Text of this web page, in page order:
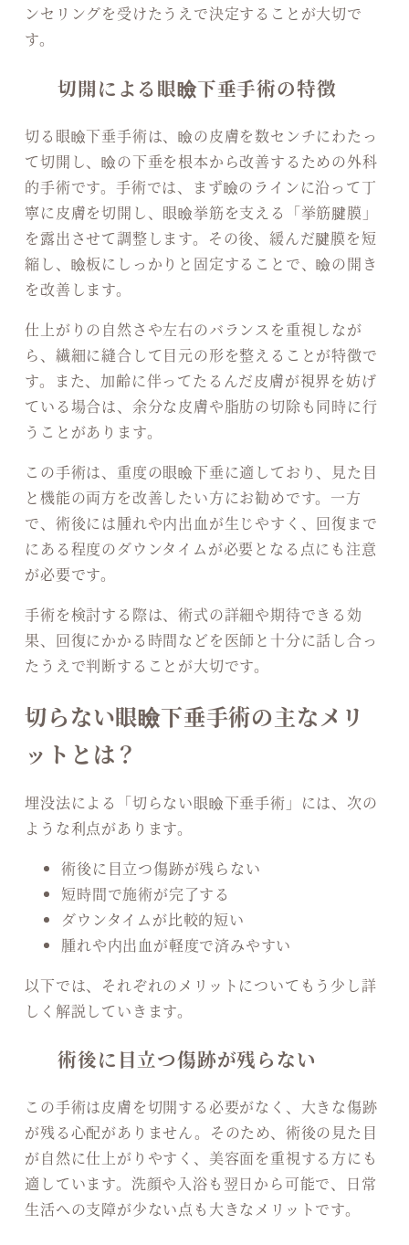
ンセリングを受けたうえで決定することが大切で
す。
切開による眼瞼下垂手術の特徴
切る眼瞼下垂手術は、瞼の皮膚を数センチにわたっ
て切開し、瞼の下垂を根本から改善するための外科
的手術です。手術では、まず瞼のラインに沿って丁
寧に皮膚を切開し、眼瞼挙筋を支える「挙筋腱膜」
を露出させて調整します。その後、緩んだ腱膜を短
縮し、瞼板にしっかりと固定することで、瞼の開き
を改善します。
仕上がりの自然さや左右のバランスを重視しなが
ら、繊細に縫合して目元の形を整えることが特徴で
す。また、加齢に伴ってたるんだ皮膚が視界を妨げ
ている場合は、余分な皮膚や脂肪の切除も同時に行
うことがあります。
この手術は、重度の眼瞼下垂に適しており、見た目
と機能の両方を改善したい方にお勧めです。一方
で、術後には腫れや内出血が生じやすく、回復まで
にある程度のダウンタイムが必要となる点にも注意
が必要です。
手術を検討する際は、術式の詳細や期待できる効
果、回復にかかる時間などを医師と十分に話し合っ
たうえで判断することが大切です。
切らない眼瞼下垂手術の主なメリ
ットとは？
埋没法による「切らない眼瞼下垂手術」には、次の
ような利点があります。
術後に目立つ傷跡が残らない
短時間で施術が完了する
ダウンタイムが比較的短い
腫れや内出血が軽度で済みやすい
以下では、それぞれのメリットについてもう少し詳
しく解説していきます。
術後に目立つ傷跡が残らない
この手術は皮膚を切開する必要がなく、大きな傷跡
が残る心配がありません。そのため、術後の見た目
が自然に仕上がりやすく、美容面を重視する方にも
適しています。洗顔や入浴も翌日から可能で、日常
生活への支障が少ない点も大きなメリットです。